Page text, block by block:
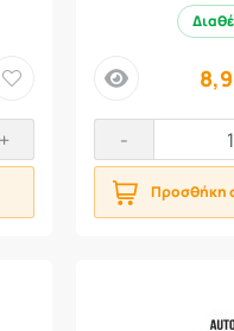
+
price
-
Προσθήκη